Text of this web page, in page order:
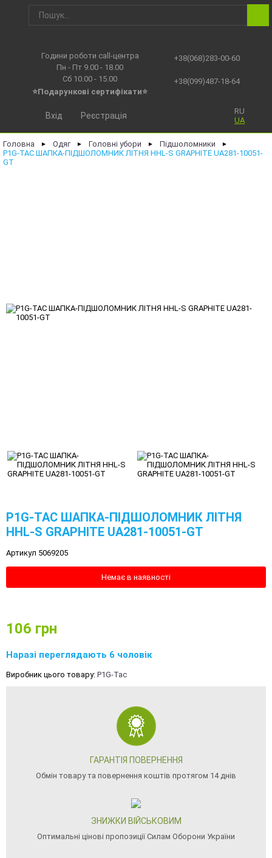
Години роботи call-центра
Пн - Пт 9.00 - 18.00
Сб 10.00 - 15.00
⭐Подарункові сертифікати⭐
+38(068)283-00-60
+38(099)487-18-64
RU
UA
Вхід Реєстрація
Головна ► Одяг ► Головні убори ► Підшоломники ►
P1G-TAC ШАПКА-ПІДШОЛОМНИК ЛІТНЯ HHL-S GRAPHITE UA281-10051-
GT
P1G-TAC ШАПКА-ПІДШОЛОМНИК ЛІТНЯ
HHL-S GRAPHITE UA281-10051-GT
Артикул 5069205
Немає в наявності
106 грн
Наразі переглядають 6 чоловік
Виробник цього товару: P1G-Tac
ГАРАНТІЯ ПОВЕРНЕННЯ
Обмін товару та повернення коштів протягом 14 днів
ЗНИЖКИ ВІЙСЬКОВИМ
Оптимальні цінові пропозиції Силам Оборони України